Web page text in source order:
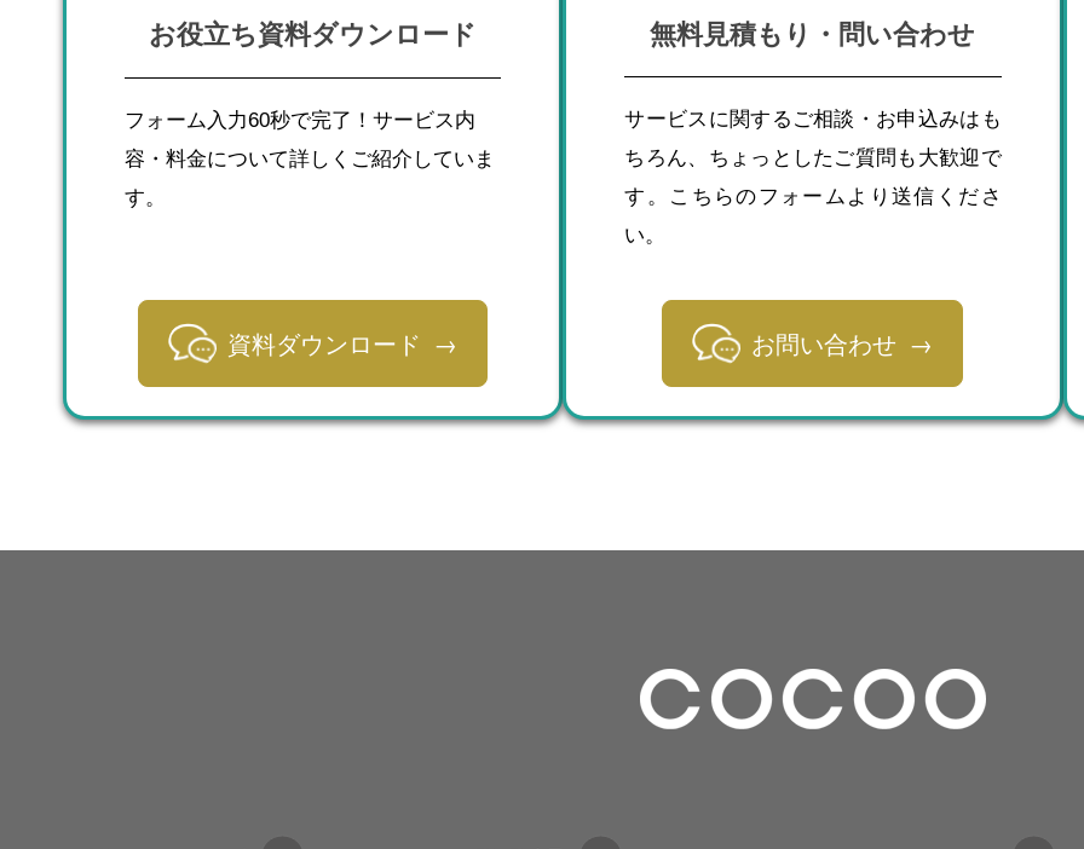
お役立ち資料ダウンロード
フォーム入力60秒で完了！サービス内
容・料金について詳しくご紹介していま
す。
資料ダウンロード
無料見積もり・問い合わせ
サービスに関するご相談・お申込みはも
ちろん、ちょっとしたご質問も大歓迎で
す。こちらのフォームより送信くださ
い。
お問い合わせ